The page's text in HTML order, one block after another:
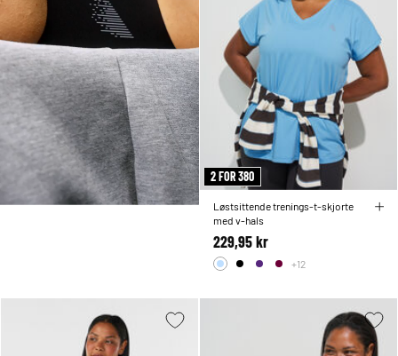
2 FOR 380
Løstsittende trenings-t-skjorte
med v-hals
229,95 kr
+12